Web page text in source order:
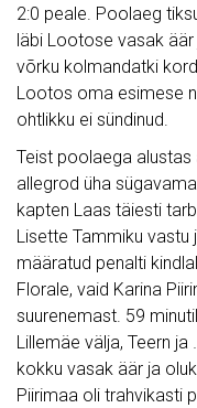
2:0 peale. Poolaeg
läbi Lootose vasak
võrku kolmandatki
Lootos oma esimese
ohtlikku ei sündinud.
Teist poolaega
allegrod üha
kapten Laas täiesti
Lisette Tammiku
määratud penalti
Florale, vaid Karina
suurenemast. 59
Lillemäe välja, Teern
kokku vasak äär ja
Piirimaa oli trahvikasti